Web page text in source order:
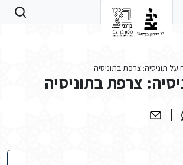
על תוניסיה: צרפת בתוניסיה
צרפת בתוניסיה